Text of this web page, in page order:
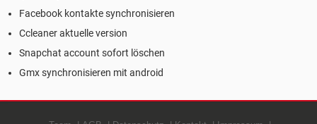
Facebook kontakte synchronisieren
Ccleaner aktuelle version
Snapchat account sofort löschen
Gmx synchronisieren mit android